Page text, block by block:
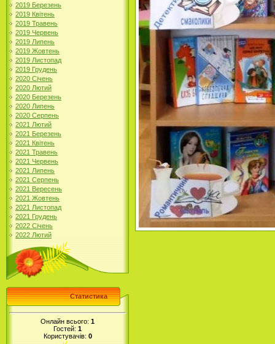
2019 Березень
2019 Квітень
2019 Травень
2019 Червень
2019 Липень
2019 Жовтень
2019 Листопад
2019 Грудень
2020 Січень
2020 Лютий
2020 Березень
2020 Липень
2020 Серпень
2021 Лютий
2021 Березень
2021 Квітень
2021 Травень
2021 Червень
2021 Липень
2021 Серпень
2021 Вересень
2021 Жовтень
2021 Листопад
2021 Грудень
2022 Січень
2022 Лютий
Статистика
Онлайн всього: 1
Гостей: 1
Користувачів: 0